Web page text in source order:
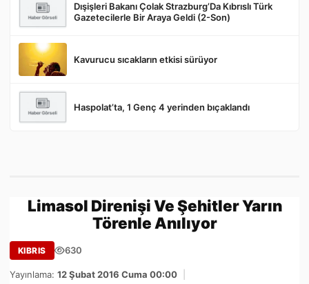
Dışişleri Bakanı Çolak Strazburg’Da Kıbrıslı Türk
Gazetecilerle Bir Araya Geldi (2-Son)
Kavurucu sıcakların etkisi sürüyor
Haspolat’ta, 1 Genç 4 yerinden bıçaklandı
Limasol Direnişi Ve Şehitler Yarın
Törenle Anılıyor
KIBRIS 630
Yayınlama: 12 Şubat 2016 Cuma 00:00